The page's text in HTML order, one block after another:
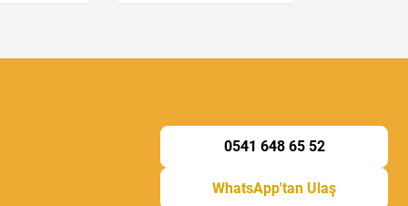
0541 648 65 52
WhatsApp'tan Ulaş